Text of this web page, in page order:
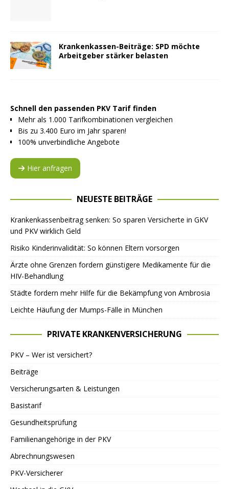
Krankenkassen-Beiträge: SPD möchte
Arbeitgeber stärker belasten
Schnell den passenden PKV Tarif finden
Mehr als 1.000 Tarifkombinationen vergleichen
Bis zu 3.400 Euro im Jahr sparen!
100% unverbindliche Angebote
Hier anfragen
NEUESTE BEITRÄGE
Krankenkassenbeitrag senken: So sparen Versicherte in GKV
und PKV wirklich Geld
Risiko Kinderinvalidität: So können Eltern vorsorgen
Ärzte ohne Grenzen fordern günstigere Medikamente für die
HIV-Behandlung
Städte fordern mehr Hilfe für die Bekämpfung von Ambrosia
Leichte Häufung der Mumps-Fälle in München
PRIVATE KRANKENVERSICHERUNG
PKV – Wer ist versichert?
Beiträge
Versicherungsarten & Leistungen
Basistarif
Gesundheitsprüfung
Familienangehörige in der PKV
Abrechnungswesen
PKV-Versicherer